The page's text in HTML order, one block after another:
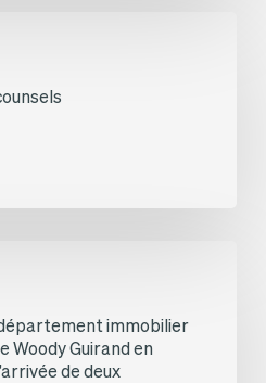
immobilier
Woody Guirand en
de deux